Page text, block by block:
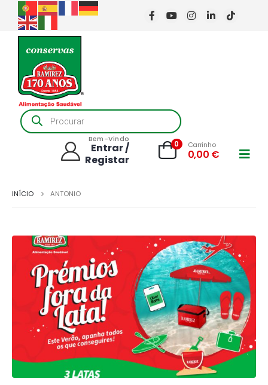
Products
search
Bem-Vindo
Entrar /
Registar
0 Carrinho
0,00 €
INÍCIO ANTONIO